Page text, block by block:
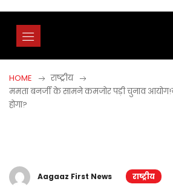
HOME
राष्ट्रीय
ममता बनर्जी के सामने कमजोर पड़ी चुनाव
होगा?
Aagaaz First News
राष्ट्रीय